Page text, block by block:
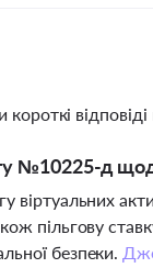
№10225-д
віртуальних
пільгову
безпеки.